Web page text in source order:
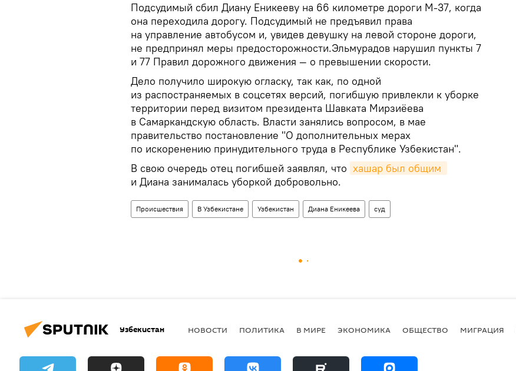
Подсудимый сбил Диану Еникееву на 66 километре дороги М-37, когда
она переходила дорогу. Подсудимый не предъявил права
на управление автобусом и, увидев девушку на левой стороне дороги,
не предпринял меры предосторожности.Эльмурадов нарушил пункты 7
и 77 Правил дорожного движения — о превышении скорости.
Дело получило широкую огласку, так как, по одной
из распостраняемых в соцсетях версий, погибшую привлекли к уборке
территории перед визитом президента Шавката Мирзиёева
в Самаркандскую область. Власти занялись вопросом, в мае
правительство постановление "О дополнительных мерах
по искоренению принудительного труда в Республике Узбекистан".
В свою очередь отец погибшей заявлял, что
и Диана занималась уборкой добровольно.
Происшествия В Узбекистане Узбекистан Диана Еникеева суд
Узбекистан НОВОСТИ ПОЛИТИКА В МИРЕ ЭКОНОМИКА ОБЩЕСТВО МИГРАЦИЯ